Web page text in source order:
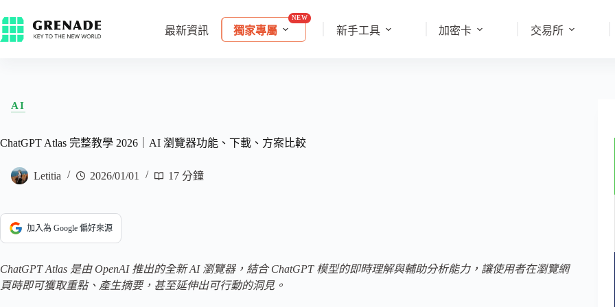
最新資訊 獨家專屬 新手工具 加密卡 交易所
AI
ChatGPT Atlas 完整教學 2026｜AI 瀏覽器功能、下載、方案比較
Letitia 2026/01/01 17 分鐘
加入為 Google 偏好來源
ChatGPT Atlas 是由 OpenAI 推出的全新 AI 瀏覽器，結合 ChatGPT 模型的即時理解與輔助分析能力，讓使用者在瀏覽網
頁時即可獲取重點、產生摘要，甚至延伸出可行動的洞見。